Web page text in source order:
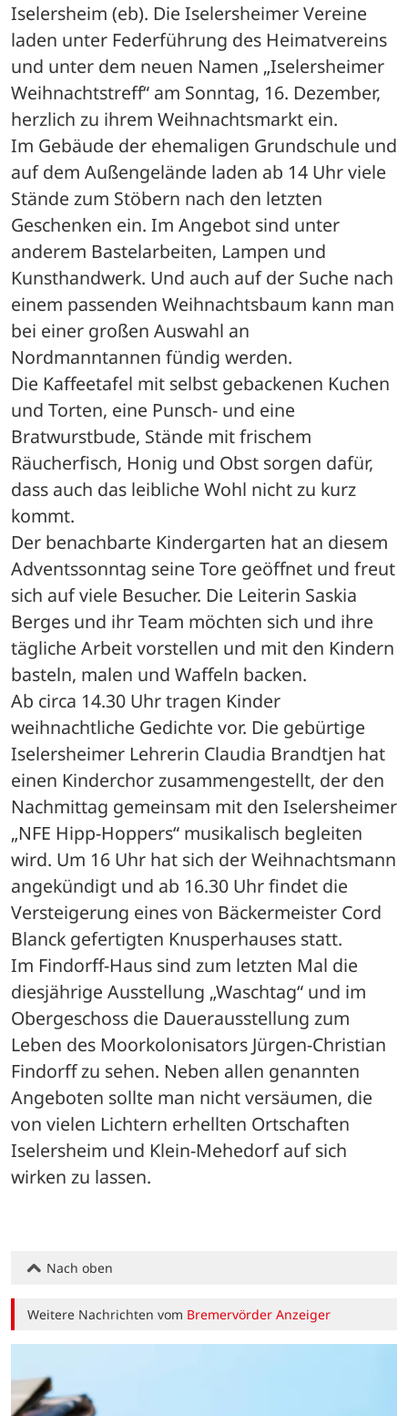
Iselersheim (eb). Die Iselersheimer Vereine
laden unter Federführung des Heimatvereins
und unter dem neuen Namen „Iselersheimer
Weihnachtstreff“ am Sonntag, 16. Dezember,
herzlich zu ihrem Weihnachtsmarkt ein.
Im Gebäude der ehemaligen Grundschule und
auf dem Außengelände laden ab 14 Uhr viele
Stände zum Stöbern nach den letzten
Geschenken ein. Im Angebot sind unter
anderem Bastelarbeiten, Lampen und
Kunsthandwerk. Und auch auf der Suche nach
einem passenden Weihnachtsbaum kann man
bei einer großen Auswahl an
Nordmanntannen fündig werden.
Die Kaffeetafel mit selbst gebackenen Kuchen
und Torten, eine Punsch- und eine
Bratwurstbude, Stände mit frischem
Räucherfisch, Honig und Obst sorgen dafür,
dass auch das leibliche Wohl nicht zu kurz
kommt.
Der benachbarte Kindergarten hat an diesem
Adventssonntag seine Tore geöffnet und freut
sich auf viele Besucher. Die Leiterin Saskia
Berges und ihr Team möchten sich und ihre
tägliche Arbeit vorstellen und mit den Kindern
basteln, malen und Waffeln backen.
Ab circa 14.30 Uhr tragen Kinder
weihnachtliche Gedichte vor. Die gebürtige
Iselersheimer Lehrerin Claudia Brandtjen hat
einen Kinderchor zusammengestellt, der den
Nachmittag gemeinsam mit den Iselersheimer
„NFE Hipp-Hoppers“ musikalisch begleiten
wird. Um 16 Uhr hat sich der Weihnachtsmann
angekündigt und ab 16.30 Uhr findet die
Versteigerung eines von Bäckermeister Cord
Blanck gefertigten Knusperhauses statt.
Im Findorff-Haus sind zum letzten Mal die
diesjährige Ausstellung „Waschtag“ und im
Obergeschoss die Dauerausstellung zum
Leben des Moorkolonisators Jürgen-Christian
Findorff zu sehen. Neben allen genannten
Angeboten sollte man nicht versäumen, die
von vielen Lichtern erhellten Ortschaften
Iselersheim und Klein-Mehedorf auf sich
wirken zu lassen.
Nach oben
Weitere Nachrichten vom Bremervörder Anzeiger